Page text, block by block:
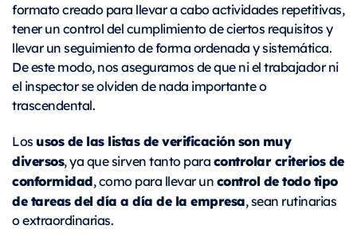
formato creado para llevar a cabo actividades repetitivas,
tener un control del cumplimiento de ciertos requisitos y
llevar un seguimiento de forma ordenada y sistemática.
De este modo, nos aseguramos de que ni el trabajador ni
el inspector se olviden de nada importante o
trascendental.
Los usos de las listas de verificación son muy
diversos, ya que sirven tanto paracontrolar criterios de
conformidad, como para llevar uncontrol de todo tipo
de tareas del día a día de la empresa, sean rutinarias
o extraordinarias.